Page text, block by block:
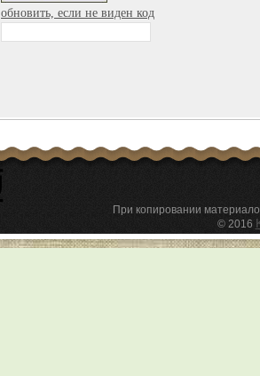
обновить, если не виден код
При копировании
© 2016